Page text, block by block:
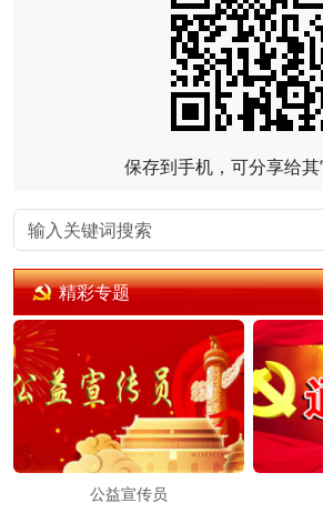
保存到手机，可分享给其
精彩专题
公益宣传员